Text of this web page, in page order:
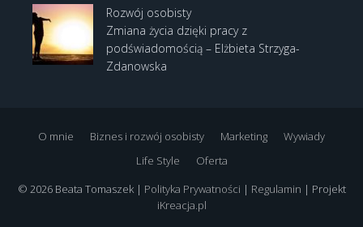
Rozwój osobisty
Zmiana życia dzięki pracy z
podświadomością – Elżbieta Strzyga-
Zdanowska
O mnie Biznes i rozwój osobisty Marketing
Wywiady
Life Style
Oferta
© 2026 Beata Tomaszek | Polityka Prywatności | Regulamin | Projekt
iKreacja.pl